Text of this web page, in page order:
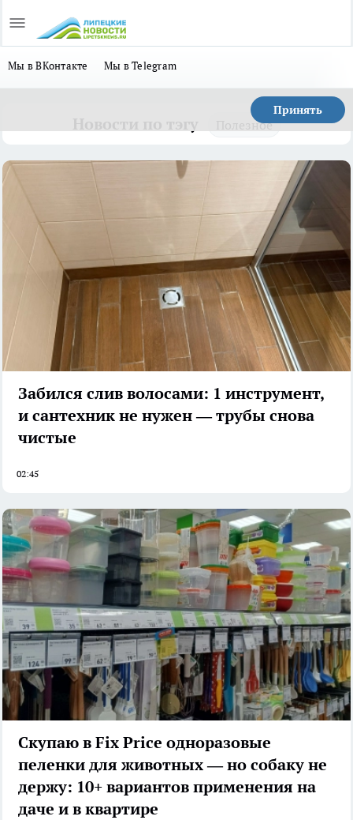
Мы в ВКонтакте Мы в Telegram
Принять
Полезное
Забился слив волосами: 1 инструмент,
и сантехник не нужен — трубы снова
чистые
02:45
Скупаю в Fix Price одноразовые
пеленки для животных — но собаку не
держу: 10+ вариантов применения на
даче и в квартире